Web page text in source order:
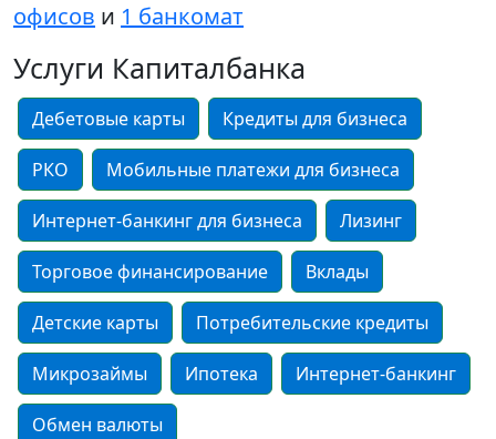
офисов и 1 банкомат
Услуги Капиталбанка
Дебетовые карты Кредиты для бизнеса
РКО Мобильные платежи для бизнеса
Интернет-банкинг для бизнеса Лизинг
Торговое финансирование Вклады
Детские карты Потребительские кредиты
Микрозаймы Ипотека Интернет-банкинг
Обмен валюты